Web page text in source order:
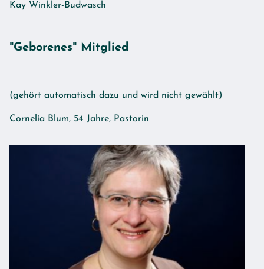
Kay Winkler-Budwasch
"Geborenes" Mitglied
(gehört automatisch dazu und wird nicht gewählt)
Cornelia Blum, 54 Jahre, Pastorin